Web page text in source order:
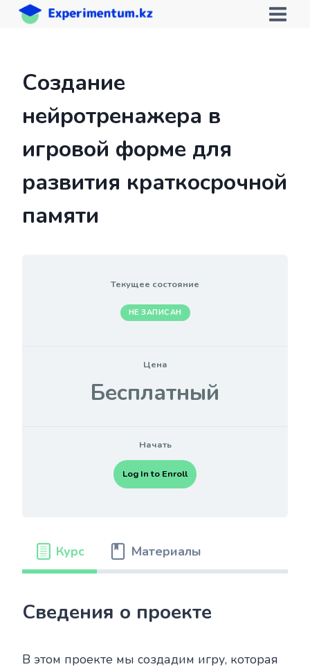
Перейти
Создание
нейротренажера в
игровой форме для
развития краткосрочной
памяти
Текущее состояние
НЕ ЗАПИСАН
Цена
Бесплатный
Начать
Log In to Enroll
Курс Материалы
Сведения о проекте
В этом проекте мы создадим игру, которая